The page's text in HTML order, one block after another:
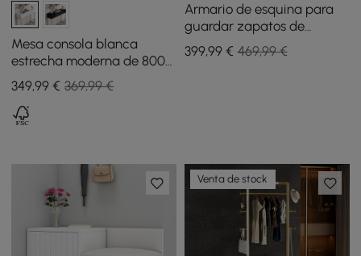
Mesa consola blanca
estrecha moderna de 800
mm con almacenamiento,
mesa de entrada de
madera con cajones
349,99 € 369,99 €
Armario de esquina para
guardar zapatos de
madera de nogal de Fero
con 7 estantes y 1 cajón
399,99€ 469,99 €
Venta de stock